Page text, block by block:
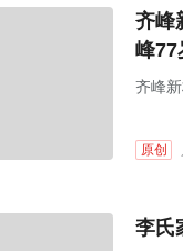
齐峰
峰77
齐峰
原创
李氏